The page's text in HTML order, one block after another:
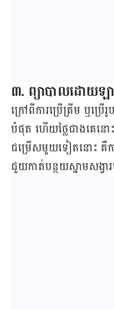
៣. ព្យាបាល​ដោយ​ឡ
ក្រៅ​ពី​ការ​ប្រើ​គ្រីម ឬ​ប្រើ​
បំផុត ហើយ​ថ្លៃ​ជាង​គេ​នោ
ជម្រើស​មួយ​ទៀត​នោះ គឺ​ក
ជួយ​កាត់​បន្ថយ​ស្នាម​សង្